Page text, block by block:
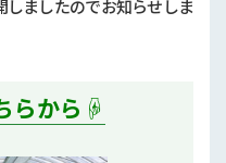
しましたのでお知らせしま
らから☟